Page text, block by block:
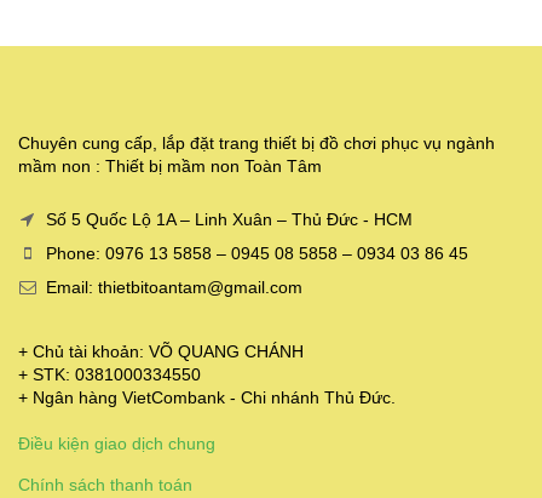
Chuyên cung cấp, lắp đặt trang thiết bị đồ chơi phục vụ ngành
mầm non : Thiết bị mầm non Toàn Tâm
Số 5 Quốc Lộ 1A – Linh Xuân – Thủ Đức - HCM
Phone: 0976 13 5858 – 0945 08 5858 – 0934 03 86 45
Email: thietbitoantam@gmail.com
+ Chủ tài khoản: VÕ QUANG CHÁNH
+ STK: 0381000334550
+ Ngân hàng VietCombank - Chi nhánh Thủ Đức.
Điều kiện giao dịch chung
Chính sách thanh toán